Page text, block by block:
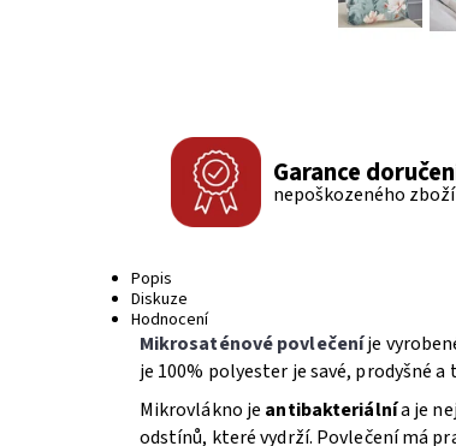
Garance
nepoškozeného zboží
Popis
Diskuze
Hodnocení
Mikrosaténové povlečeníje
je 100% polyester je savé, prodyšné
Mikrovlákno je antibakteriálnía je
odstínů, které vydrží. Povlečení má